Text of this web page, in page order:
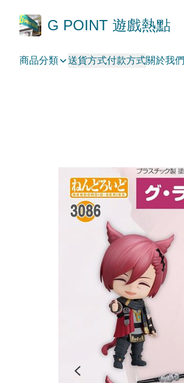
G POINT 遊戲熱點
商品分類 送貨方式付款方式關於我們